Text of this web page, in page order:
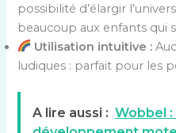
possibilité d’élargir
beaucoup aux enfants qui
Utilisation intuitive :
ludiques : parfait pour les
A lire aussi : Wobbel